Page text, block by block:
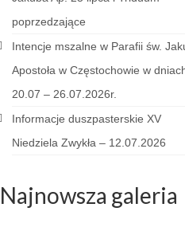
poprzedzające
Intencje mszalne w Parafii św.
Apostoła w Częstochowie w
20.07 – 26.07.2026r.
Informacje duszpasterskie XV
Niedziela Zwykła – 12.07.2026
Najnowsza galeria